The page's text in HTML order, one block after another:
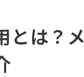
とは？